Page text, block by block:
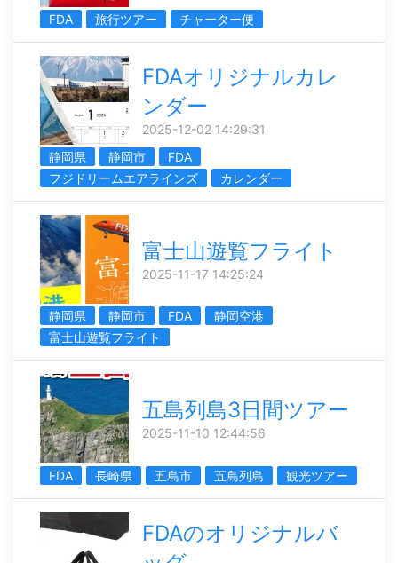
FDA 旅行ツアー チャーター便
FDAオリジナルカレ
ンダー
2025-12-02 14:29:31
静岡県
静岡市
FDA
フジドリームエアラインズ
カレンダー
富士山遊覧フライト
2025-11-17 14:25:24
静岡県 静岡市 FDA
静岡空港
富士山遊覧フライト
五島列島3日間ツアー
2025-11-10 12:44:56
FDA 長崎県 五島市 五島列島 観光ツアー
FDAのオリジナルバ